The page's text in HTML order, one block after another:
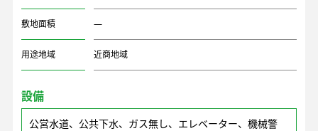
敷地面積 ―
用途地域 近商地域
設備
公営水道、公共下水、ガス無し、エレベーター、機械警